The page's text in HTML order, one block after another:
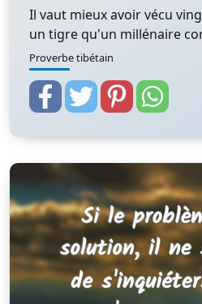
Il vaut mieux avoir vécu
un tigre qu'un millénaire
Proverbe tibétain